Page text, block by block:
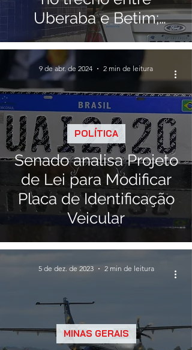
Uberaba e Betim;
novas praças serão
instaladas
Senado analisa Projeto
de Lei para Modificar
Placa de Identificação
Veicular
POLÍTICA
9 de abr. de 2024 2 min de leitura
MINAS GERAIS
5 de dez. de 2023 2 min de leitura